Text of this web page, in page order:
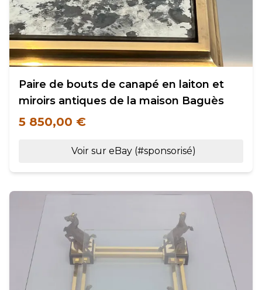
Paire de bouts de canapé en laiton et
miroirs antiques de la maison Baguès
5 850,00 €
Voir sur eBay (#sponsorisé)